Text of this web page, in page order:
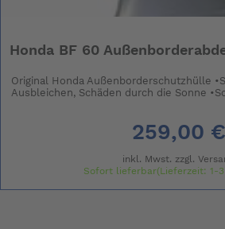
Honda BF 60
Original Honda Außenborderschutzhülle
Ausbleichen, Schäden durch die Sonne
259,00 €
inkl. Mwst. zzgl.
Sofort lieferbar(Lieferzeit: 1-3